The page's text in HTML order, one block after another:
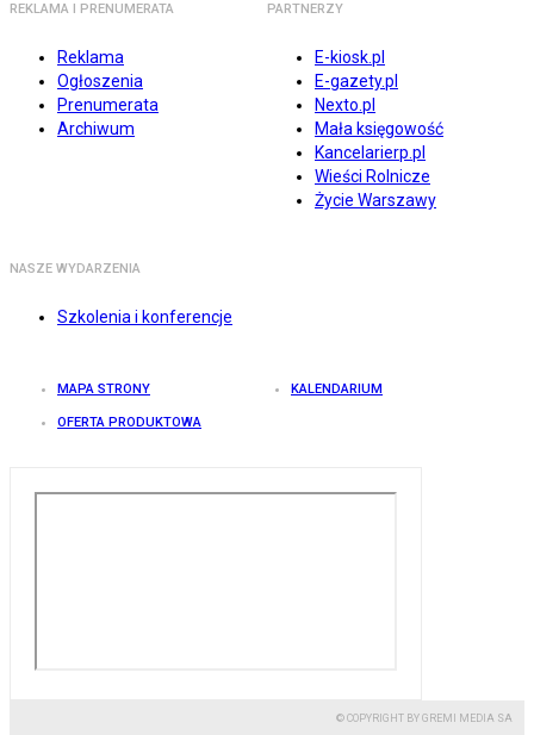
REKLAMA I PRENUMERATA
Reklama
Ogłoszenia
Prenumerata
Archiwum
PARTNERZY
E-kiosk.pl
E-gazety.pl
Nexto.pl
Mała księgowość
Kancelarierp.pl
Wieści Rolnicze
Życie Warszawy
NASZE WYDARZENIA
Szkolenia i konferencje
MAPA STRONY KALENDARIUM
OFERTA PRODUKTOWA
© COPYRIGHT BY GREMI MEDIA SA